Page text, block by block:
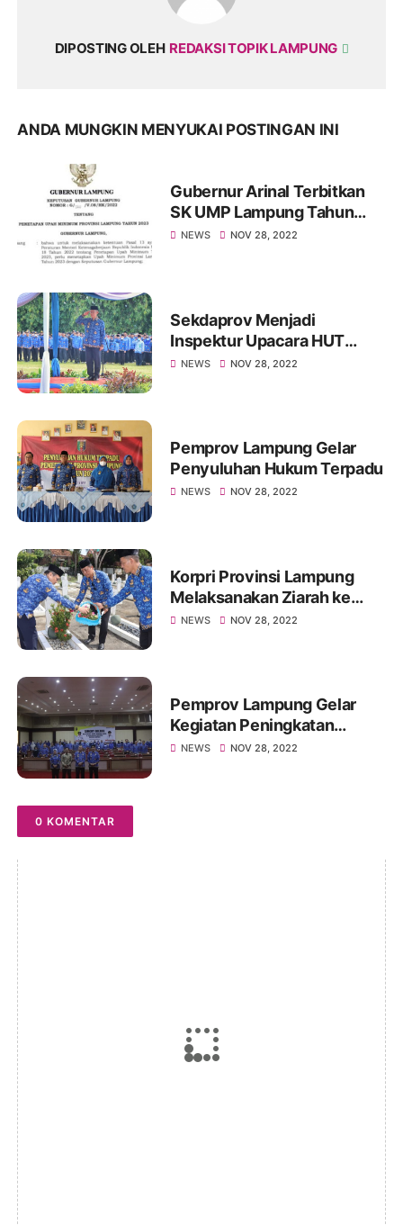
DIPOSTING OLEH REDAKSI TOPIK LAMPUNG
ANDA MUNGKIN MENYUKAI POSTINGAN INI
Gubernur Arinal Terbitkan
SK UMP Lampung Tahun
2023
NEWS NOV 28, 2022
Sekdaprov Menjadi
Inspektur Upacara HUT
Korpri ke-51
NEWS NOV 28, 2022
Pemprov Lampung Gelar
Penyuluhan Hukum Terpadu
NEWS NOV 28, 2022
Korpri Provinsi Lampung
Melaksanakan Ziarah ke
Taman Makam Pahlawan
NEWS NOV 28, 2022
Pemprov Lampung Gelar
Kegiatan Peningkatan
Capacity Building
NEWS NOV 28, 2022
0 KOMENTAR